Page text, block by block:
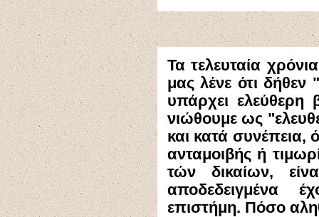
Τα τελευταία
μας λένε ότι δήθεν
υπάρχει ελεύθερη
νιώθουμε ως
και κατά συνέπεια,
ανταμοιβής ή
τών δικαίων,
αποδεδειγμένα
επιστήμη. Πόσο